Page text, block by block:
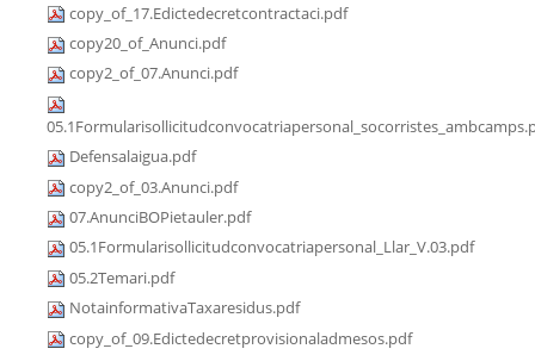
copy_of_17.Edictedecretcontractaci.pdf
copy20_of_Anunci.pdf
copy2_of_07.Anunci.pdf
Defensalaigua.pdf
copy2_of_03.Anunci.pdf
07.AnunciBOPietauler.pdf
05.1Formularisollicitudconvocatriapersonal_Llar_V.03.pdf
05.2Temari.pdf
NotainformativaTaxaresidus.pdf
copy_of_09.Edictedecretprovisionaladmesos.pdf